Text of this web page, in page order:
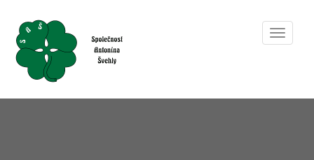
Toggle